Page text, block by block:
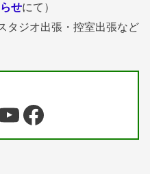
せにて）
タジオ出張・控室出張など